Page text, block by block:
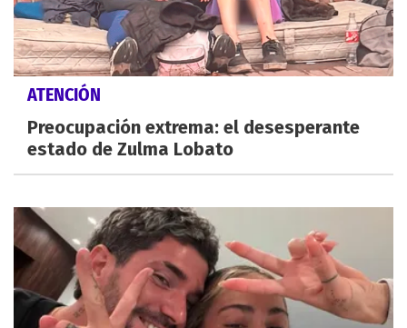
ATENCIÓN
Preocupación extrema: el desesperante
estado de Zulma Lobato